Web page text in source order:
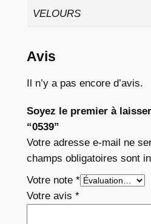
VELOURS
Avis
Il n’y a pas encore d’avis.
Soyez le premier à
“0539”
Votre adresse e-mail ne
champs obligatoires sont
Votre note *
Votre avis *